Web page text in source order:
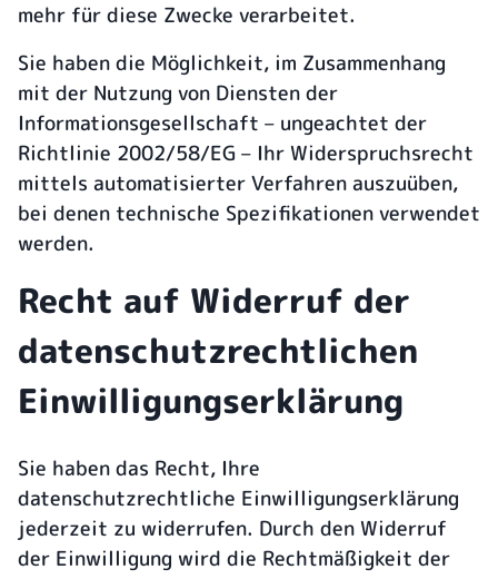
mehr für diese Zwecke verarbeitet.
Sie haben die Möglichkeit, im Zusammenhang
mit der Nutzung von Diensten der
Informationsgesellschaft – ungeachtet der
Richtlinie 2002/58/EG – Ihr Widerspruchsrecht
mittels automatisierter Verfahren auszuüben,
bei denen technische Spezifikationen verwendet
werden.
Recht auf Widerruf der
datenschutzrechtlichen
Einwilligungserklärung
Sie haben das Recht, Ihre
datenschutzrechtliche Einwilligungserklärung
jederzeit zu widerrufen. Durch den Widerruf
der Einwilligung wird die Rechtmäßigkeit der